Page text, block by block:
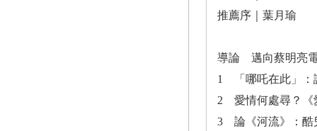
推薦序｜葉月瑜
導論 邁向蔡明亮
1 「哪吒在此」：
2 愛情何處尋？《
3 論《河流》：酷